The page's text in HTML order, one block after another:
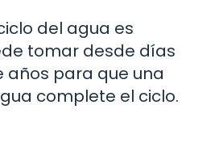
del agua es
tomar desde días
años para que una
complete el ciclo.